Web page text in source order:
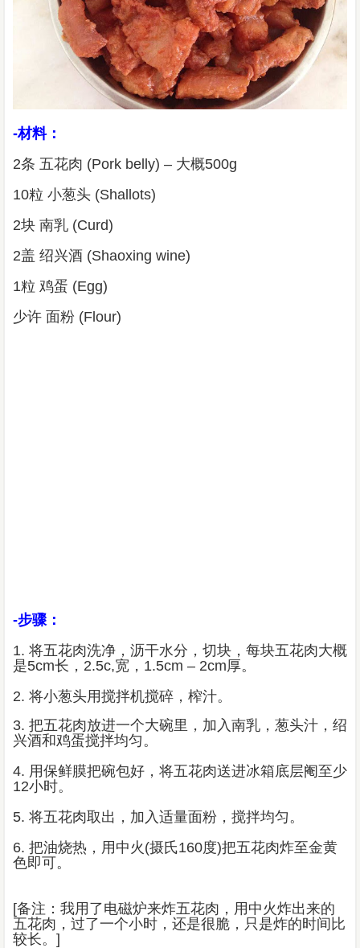
-材料：
2条 五花肉 (Pork belly) – 大概500g
10粒 小葱头 (Shallots)
2块 南乳 (Curd)
2盖 绍兴酒 (Shaoxing wine)
1粒 鸡蛋 (Egg)
少许 面粉 (Flour)
-步骤：
1. 将五花肉洗净，沥干水分，切块，每块五花肉大概
是5cm长，2.5c,宽，1.5cm – 2cm厚。
2. 将小葱头用搅拌机搅碎，榨汁。
3. 把五花肉放进一个大碗里，加入南乳，葱头汁，绍
兴酒和鸡蛋搅拌均匀。
4. 用保鲜膜把碗包好，将五花肉送进冰箱底层阉至少
12小时。
5. 将五花肉取出，加入适量面粉，搅拌均匀。
6. 把油烧热，用中火(摄氏160度)把五花肉炸至金黄
色即可。
[备注：我用了电磁炉来炸五花肉，用中火炸出来的
五花肉，过了一个小时，还是很脆，只是炸的时间比
较长。]